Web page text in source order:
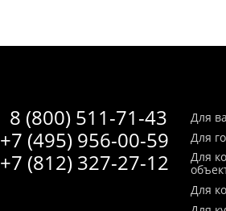
8 (800) 511-71-43
+7 (495) 956-00-59
+7 (812) 327-27-12
Для
Для
Для
Для